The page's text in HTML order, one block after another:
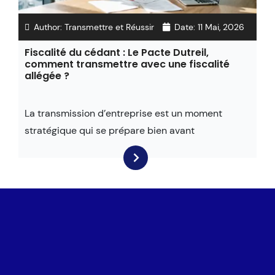
Author: Transmettre et Réussir Date: 11 Mai, 2026
Fiscalité du cédant : Le Pacte Dutreil,
comment transmettre avec une fiscalité
allégée ?
La transmission d’entreprise est un moment
stratégique qui se prépare bien avant